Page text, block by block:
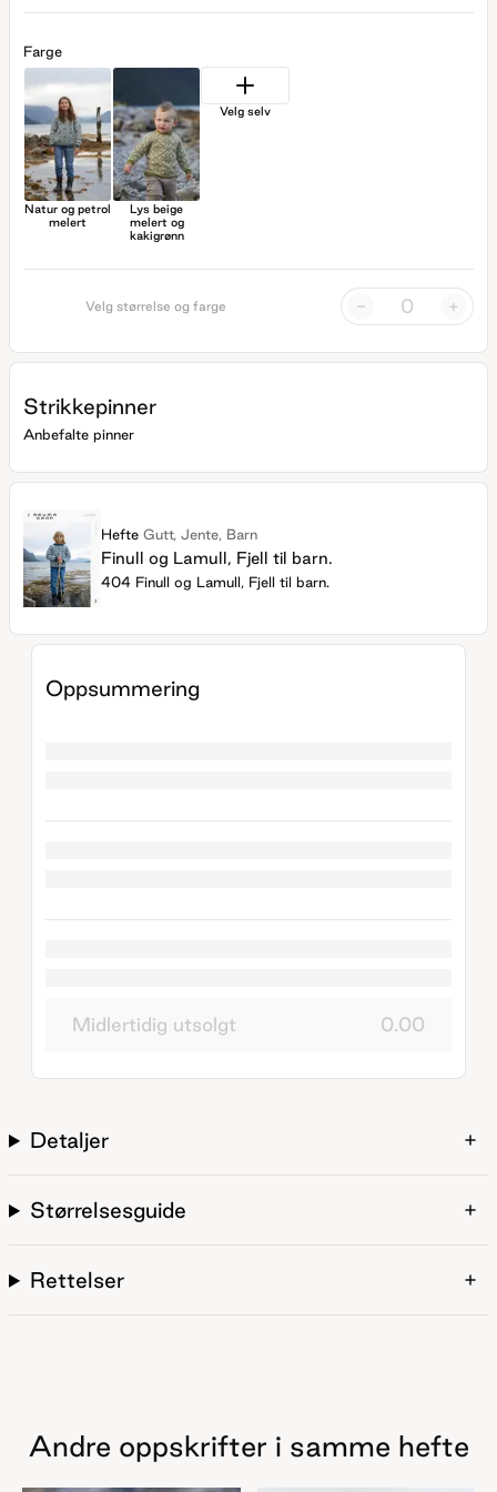
Farge
Natur og petrol
melert
Lys beige
melert og
kakigrønn
Velg selv
Velg størrelse og farge - +
Strikkepinner
Anbefalte pinner
Hefte Gutt, Jente, Barn
Finull og Lamull, Fjell til barn.
404 Finull og Lamull, Fjell til barn.
Oppsummering
Midlertidig utsolgt 0.00
Detaljer
Størrelsesguide
Rettelser
Andre oppskrifter i samme hefte